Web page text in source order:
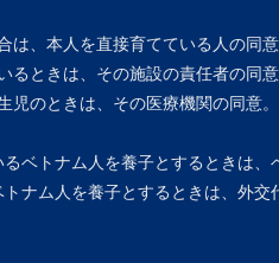
は、本人を直接育てている人の同
るときは、その施設の責任者の同
のときは、その医療機関の同意。
ベトナム人を養子とするときは、
ナム人を養子とするときは、外交